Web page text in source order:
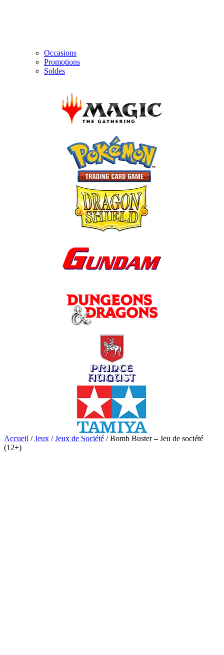
Occasions
Promotions
Soldes
Accueil /Jeux /Jeux de Société / Bomb Buster – Jeu de société
(12+)